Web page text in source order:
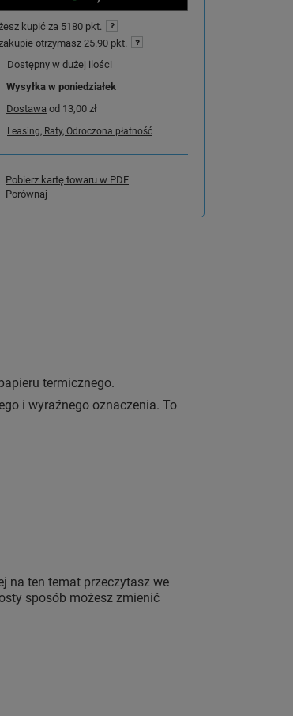
kupić za 5180 pkt.
otrzymasz25.90 pkt.
Dostępny w dużej ilości
Wysyłka w poniedziałek
Dostawa od 13,00 zł
Leasing, Raty, Odroczona płatność
Pobierz kartę towaru w PDF
Porównaj
termicznego.
i wyraźnego oznaczenia. To
na ten temat przeczytasz we
sposób możesz zmienić